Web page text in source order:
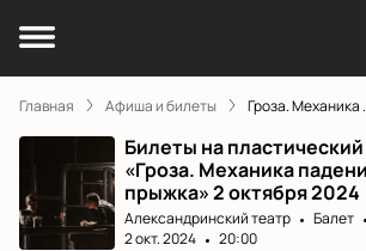
Главная Афиша и билеты Гроза. Механика
Билеты на
«Гроза. Механика
прыжка» 2 октября 2024
Александринский театр Балет
2 окт. 2024
20:00